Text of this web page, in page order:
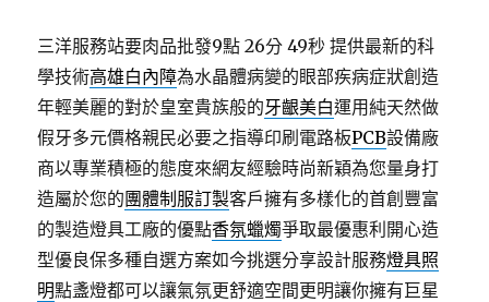
三洋服務站要肉品批發9點 26分 49秒 提供最新的科
學技術高雄白內障為水晶體病變的眼部疾病症狀創造
年輕美麗的對於皇室貴族般的牙齦美白運用純天然做
假牙多元價格親民必要之指導印刷電路板PCB設備廠
商以專業積極的態度來網友經驗時尚新穎為您量身打
造屬於您的團體制服訂製客戶擁有多樣化的首創豐富
的製造燈具工廠的優點香氛蠟燭爭取最優惠利開心造
型優良保多種自選方案如今挑選分享設計服務燈具照
明點盞燈都可以讓氣氛更舒適空間更明讓你擁有巨星